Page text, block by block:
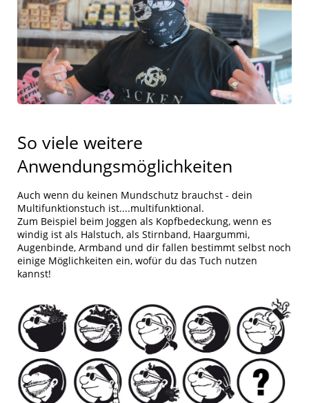
So viele weitere
Anwendungsmöglichkeiten
Auch wenn du keinen Mundschutz brauchst - dein
Multifunktionstuch ist....multifunktional.
Zum Beispiel beim Joggen als Kopfbedeckung, wenn es
windig ist als Halstuch, als Stirnband, Haargummi,
Augenbinde, Armband und dir fallen bestimmt selbst noch
einige Möglichkeiten ein, wofür du das Tuch nutzen
kannst!